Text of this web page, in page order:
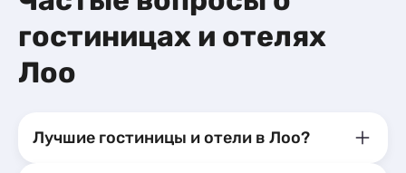
гостиницах и отелях
Лоо
Лучшие гостиницы и отели в Лоо?